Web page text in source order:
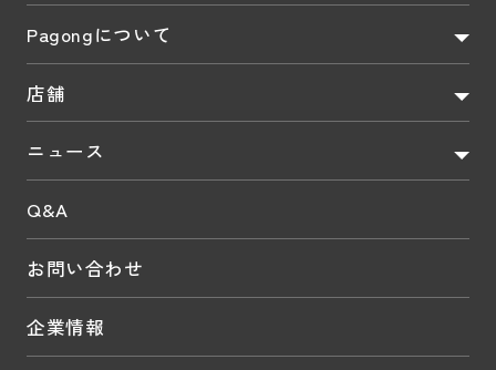
Pagongについて
店舗
ニュース
Q&A
お問い合わせ
企業情報